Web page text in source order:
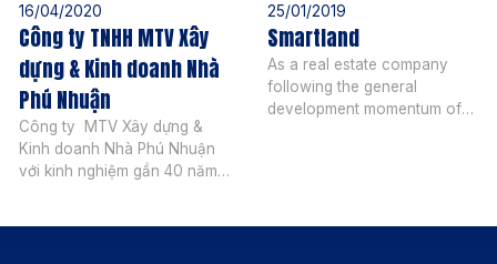
16/04/2020
Công ty TNHH MTV Xây
dựng & Kinh doanh Nhà
Phú Nhuận
Công ty MTV Xây dựng &
Kinh doanh Nhà Phú Nhuận
với kinh nghiệm gần 40 năm
25/01/2019
Smartland
As a real estate company
following the general
development momentum of